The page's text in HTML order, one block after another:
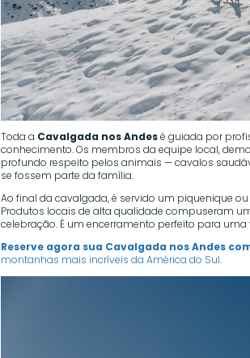
Toda a Cavalgada nos Andesé guiada por
conhecimento. Os membros da equipe local,
profundo respeito pelos animais — cavalos
se fossem parte da família.
Ao final da cavalgada, é servido um piquenique
Produtos locais de alta qualidade compuseram
celebração. É um encerramento perfeito para
Reserve agora sua Cavalgada nos Andes
montanhas mais incríveis da América do Sul.